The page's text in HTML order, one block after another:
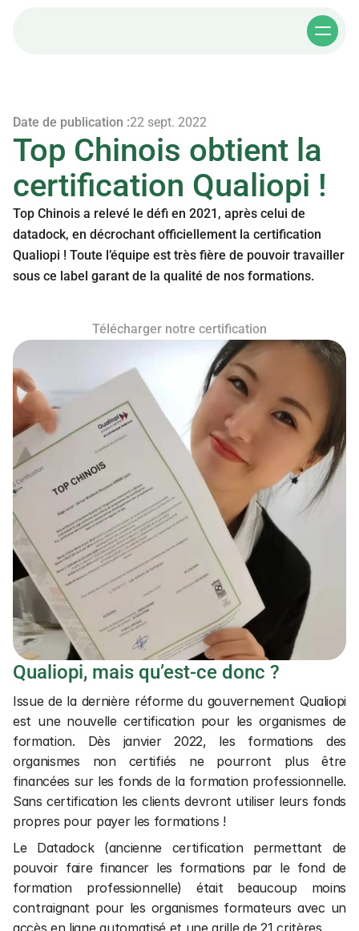
Date de publication :22 sept. 2022
Top Chinois obtient la
certification Qualiopi !
Top Chinois a relevé le défi en 2021, après celui de
datadock, en décrochant officiellement la certification
Qualiopi ! Toute l’équipe est très fière de pouvoir travailler
sous ce label garant de la qualité de nos formations.
Télécharger notre certification
Qualiopi, mais qu’est-ce donc ?
Issue de la dernière réforme du gouvernement Qualiopi
est une nouvelle certification pour les organismes de
formation. Dès janvier 2022, les formations des
organismes non certifiés ne pourront plus être
financées sur les fonds de la formation professionnelle.
Sans certification les clients devront utiliser leurs fonds
propres pour payer les formations !
Le Datadock (ancienne certification permettant de
pouvoir faire financer les formations par le fond de
formation professionnelle) était beaucoup moins
contraignant pour les organismes formateurs avec un
accès en ligne automatisé et une grille de 21 critères.